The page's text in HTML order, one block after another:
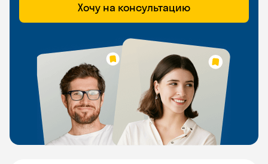
Хочу на консультацию